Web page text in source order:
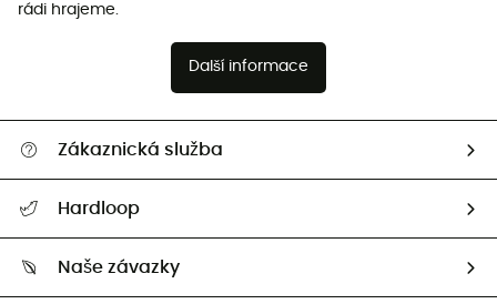
rádi hrajeme.
Další informace
Zákaznická služba
Vrácení zboží a peněz
Hardloop
Naše závazky